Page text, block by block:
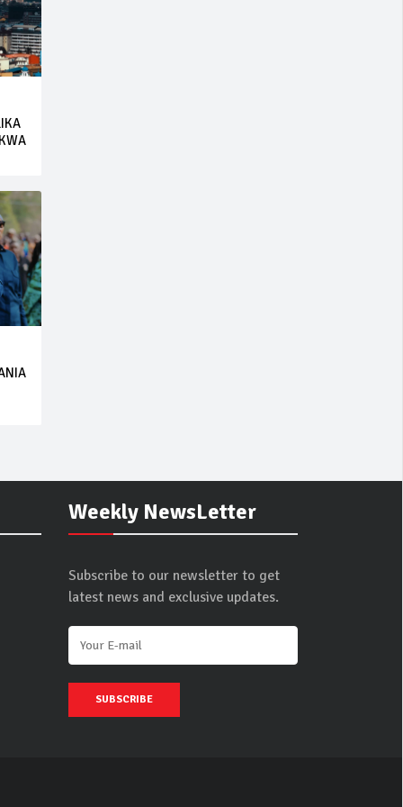
Weekly NewsLetter
Subscribe to our newsletter to get
latest news and exclusive updates.
SUBSCRIBE